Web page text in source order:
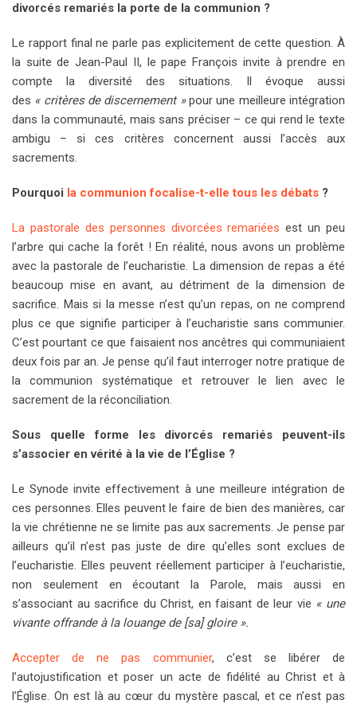
divorcés remariés la porte de la communion ?
Le rapport final ne parle pas explicitement de cette question. À
la suite de Jean-Paul II, le pape François invite à prendre en
compte la diversité des situations. Il évoque aussi
des « critères de discernement »pour une meilleure intégration
dans la communauté, mais sans préciser – ce qui rend le texte
ambigu – si ces critères concernent aussi l’accès aux
sacrements.
Pourquoi la communion focalise-t-elle tous les débats ?
La pastorale des personnes divorcées remariées est un peu
l’arbre qui cache la forêt ! En réalité, nous avons un problème
avec la pastorale de l’eucharistie. La dimension de repas a été
beaucoup mise en avant, au détriment de la dimension de
sacrifice. Mais si la messe n’est qu’un repas, on ne comprend
plus ce que signifie participer à l’eucharistie sans communier.
C’est pourtant ce que faisaient nos ancêtres qui communiaient
deux fois par an. Je pense qu’il faut interroger notre pratique de
la communion systématique et retrouver le lien avec le
sacrement de la réconciliation.
Sous quelle forme les divorcés remariés peuvent-ils
s’associer en vérité à la vie de l’Église ?
Le Synode invite effectivement à une meilleure intégration de
ces personnes. Elles peuvent le faire de bien des manières, car
la vie chrétienne ne se limite pas aux sacrements. Je pense par
ailleurs qu’il n’est pas juste de dire qu’elles sont exclues de
l’eucharistie. Elles peuvent réellement participer à l’eucharistie,
non seulement en écoutant la Parole, mais aussi en
s’associant au sacrifice du Christ, en faisant de leur vie « une
vivante offrande à la louange de [sa] gloire ».
Accepter de ne pas communier, c’est se libérer de
l’autojustification et poser un acte de fidélité au Christ et à
l’Église. On est là au cœur du mystère pascal, et ce n’est pas